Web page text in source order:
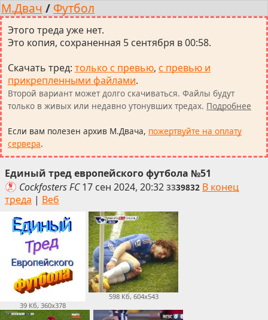
М.Двач / Футбол
Этого треда уже нет.
Это копия, сохраненная 5 сентября в 00:58.
Скачать тред: только с превью, с превью и
прикрепленными файлами.
Второй вариант может долго скачиваться. Файлы будут
только в живых или недавно утонувших тредах. Подробнее
Если вам полезен архив М.Двача, пожертвуйте на оплату
сервера.
Единый тред европейского футбола №51
Cockfosters FC 17 сен 2024, 20:32 3339832 В конец
треда | Веб
39 Кб, 360x378
598 Кб, 604x543